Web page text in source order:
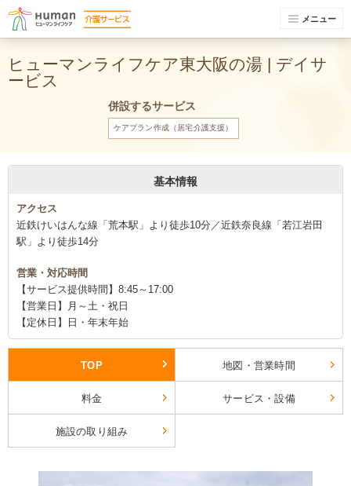
メニュー
ヒューマンライフケア東大阪の湯 | デイサ
ービス
併設するサービス
ケアプラン作成（居宅介護支援）
基本情報
アクセス
近鉄けいはんな線「荒本駅」より徒歩10分／近鉄奈良線「若江岩田
駅」より徒歩14分
営業・対応時間
【サービス提供時間】8:45～17:00
【営業日】月～土・祝日
【定休日】日・年末年始
TOP 地図・営業時間
料金 サービス・設備
施設の取り組み